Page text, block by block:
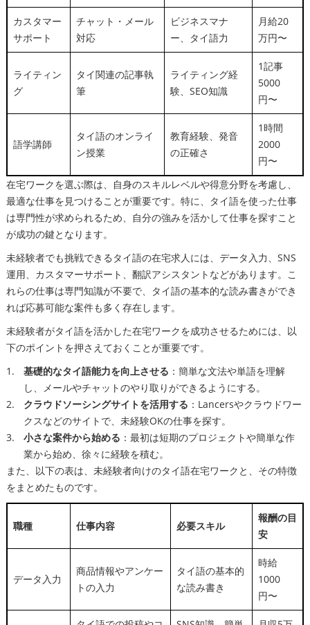
カスタマー
サポート
チャット・メール
対応
ビジネスマナ
ー、タイ語力
月給20
万円〜
ライティン
グ
タイ関連の記事執
筆
ライティング経
験、SEO知識
1記事
5000
円〜
語学講師
タイ語のオンライ
ン授業
教育経験、発音
の正確さ
1時間
2000
円〜
在宅ワークを選ぶ際は、自身のスキルレベルや得意分野を考慮し、
最適な仕事を見つけることが重要です。特に、タイ語を使った仕事
は専門性が求められるため、自分の強みを活かして仕事を探すこと
が成功の鍵となります。
未経験者でも挑戦できるタイ語の在宅求人には、データ入力、SNS
運用、カスタマーサポート、翻訳アシスタントなどがあります。こ
れらの仕事は専門知識が不要で、タイ語の基本的な読み書きができ
れば応募可能な案件も多く存在します。
未経験者がタイ語を活かした在宅ワークを成功させるためには、以
下のポイントを押さえておくことが重要です。
基礎的なタイ語能力を向上させる ：簡単な文法や単語を理解
し、メールやチャットのやり取りができるようにする。
クラウドソーシングサイトを活用する ：Lancersやクラウドワー
クスなどのサイトで、未経験OKの仕事を探す。
小さな案件から始める ：最初は短期のプロジェクトや簡単な作
業から始め、徐々に経験を積む。
また、以下の表は、未経験者向けのタイ語在宅ワークと、その特徴
をまとめたものです。
職種 仕事内容 必要スキル
報酬の目
安
データ入力
商品情報やアンケー
トの入力
タイ語の基本的
な読み書き
時給
1000
円〜